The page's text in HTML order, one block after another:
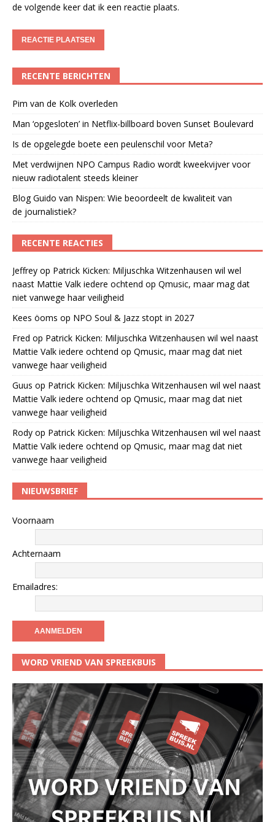
de volgende keer dat ik een reactie plaats.
RECENTE BERICHTEN
Pim van de Kolk overleden
Man ‘opgesloten’ in Netflix-billboard boven Sunset Boulevard
Is de opgelegde boete een peulenschil voor Meta?
Met verdwijnen NPO Campus Radio wordt kweekvijver voor
nieuw radiotalent steeds kleiner
Blog Guido van Nispen: Wie beoordeelt de kwaliteit van
de journalistiek?
RECENTE REACTIES
Jeffrey op Patrick Kicken: Miljuschka Witzenhausen wil wel
naast Mattie Valk iedere ochtend op Qmusic, maar mag dat
niet vanwege haar veiligheid
Kees öoms op NPO Soul & Jazz stopt in 2027
Fred op Patrick Kicken: Miljuschka Witzenhausen wil wel naast
Mattie Valk iedere ochtend op Qmusic, maar mag dat niet
vanwege haar veiligheid
Guus op Patrick Kicken: Miljuschka Witzenhausen wil wel naast
Mattie Valk iedere ochtend op Qmusic, maar mag dat niet
vanwege haar veiligheid
Rody op Patrick Kicken: Miljuschka Witzenhausen wil wel naast
Mattie Valk iedere ochtend op Qmusic, maar mag dat niet
vanwege haar veiligheid
NIEUWSBRIEF
Voornaam
Achternaam
Emailadres:
WORD VRIEND VAN SPREEKBUIS